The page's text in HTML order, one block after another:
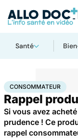
Santé
AccueilSanté
CONSOMMATEUR
Rappel
Si vous avez
prudence ! Ce
rappel